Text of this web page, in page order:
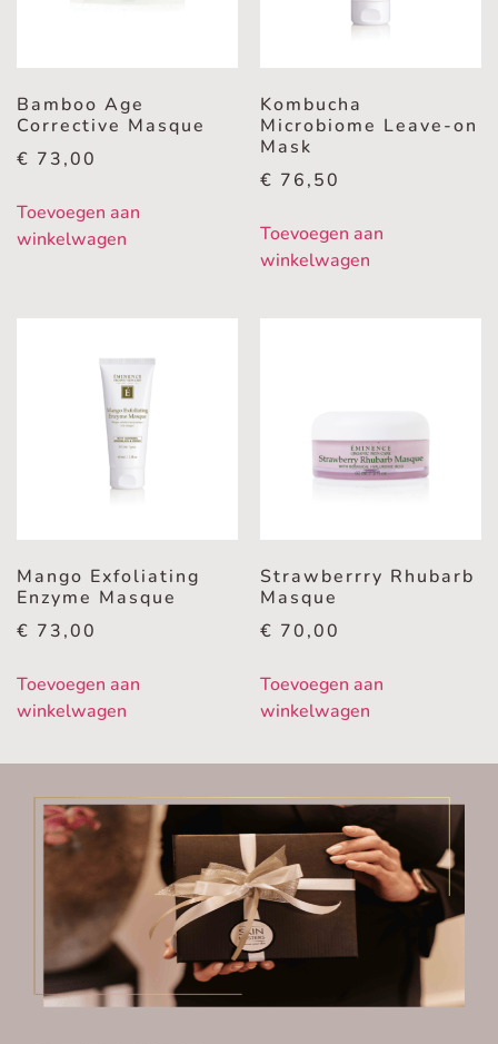
Bamboo Age
Corrective Masque
€ 73,00
Toevoegen aan
winkelwagen
Kombucha
Microbiome Leave-on
Mask
€ 76,50
Toevoegen aan
winkelwagen
Mango Exfoliating
Enzyme Masque
€ 73,00
Toevoegen aan
winkelwagen
Strawberrry Rhubarb
Masque
€ 70,00
Toevoegen aan
winkelwagen